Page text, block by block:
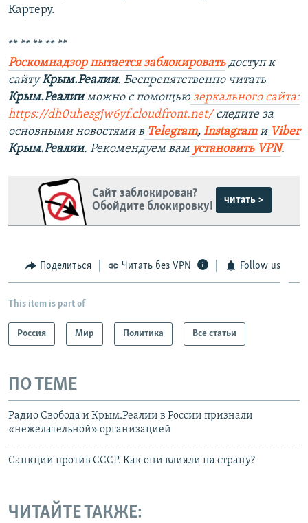
Картеру.
** ** ** ** **
Роскомнадзор пытается заблокировать доступ к
сайтуКрым.Реалии. Беспрепятственно читать
Крым.Реалииможно с помощью зеркального сайта:
https://dh0uhesgjw6yf.cloudfront.net/ следите за
основными новостями в Telegram, Instagramи Viber
Крым.Реалии. Рекомендуем вам установить VPN.
Сайт заблокирован?
Обойдите блокировку!
читать >
Поделиться Читать без VPN Follow us
This item is part of
Россия Мир Политика Все статьи
ПО ТЕМЕ
Радио Свобода и Крым.Реалии в России признали
«нежелательной» организацией
Санкции против СССР. Как они влияли на страну?
ЧИТАЙТЕ ТАКЖЕ: